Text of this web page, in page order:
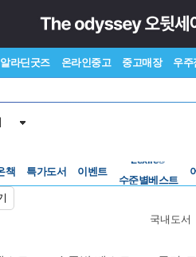
알라딘굿즈 온라인중고 중고매장 우주
책 특가도서 이벤트
국내도서